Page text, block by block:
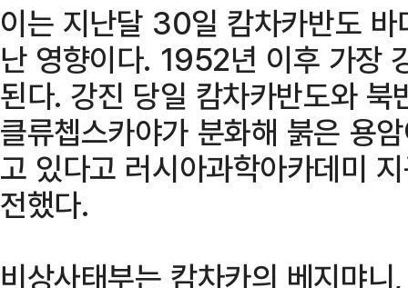
이는 지난달 30일 캄차카반도
난 영향이다. 1952년 이후 가장
된다. 강진 당일 캄차카반도와
클류쳅스카야가 분화해 붉은 용
고 있다고 러시아과학아카데미
전했다.
비상사태부는 캄차카의 베지먀